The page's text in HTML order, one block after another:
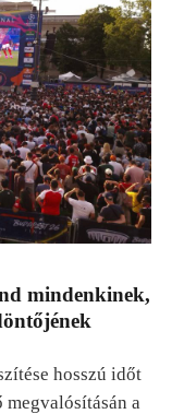
mindenkinek,
hosszú időt
a